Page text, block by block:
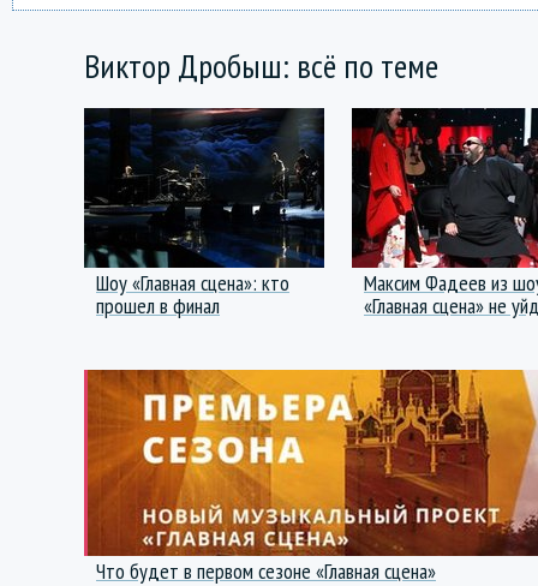
Виктор Дробыш: всё по теме
Шоу «Главная сцена»: кто
прошел в финал
Максим Фадеев из
«Главная сцена» не
Что будет в первом сезоне «Главная сцена»